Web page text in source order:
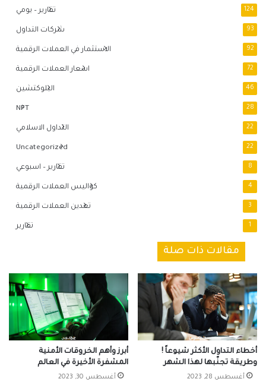
تقارير – يومي 124
شركات التداول 93
الاستثمار في العملات الرقمية 92
اسعار العملات الرقمية 72
البلوكتشين 46
NFT 28
التداول الاسلامي 22
Uncategorized 22
تقارير – اسبوعي 8
كواليس العملات الرقمية 4
تعدين العملات الرقمية 3
تقارير 1
مقالات ذات صلة
أبرز وأهم الخروقات الأمنية
المشفرة الأخيرة في العالم
أغسطس 30, 2023
أخطاء التداول الأكثر شيوعاً !
وطريقة تجنّبها لهذا الشهر
أغسطس 28, 2023